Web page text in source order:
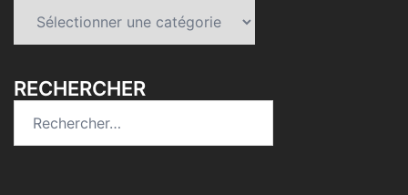
RECHERCHER